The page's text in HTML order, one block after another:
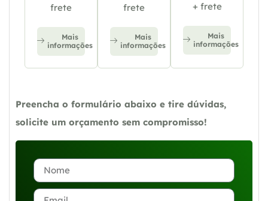
frete
Mais
informações
frete
Mais
informações
+ frete
Mais
informações
Preencha o formulário abaixo e tire dúvidas,
solicite um orçamento sem compromisso!